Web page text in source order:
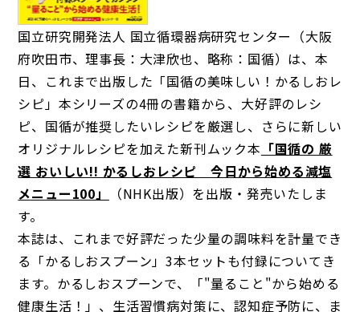
国立研究開発法人 国立循環器病研究センター（大阪
府吹田市、理事長：大津欣也、略称：国循）は、本
日、これまで出版した「国循の美味しい！かるしおレ
シピ」本シリーズの4冊の書籍から、大好評のレシ
ピ、国循が推奨したいレシピを厳選し、さらに新しい
オリジナルレシピを加えた新刊ムック本 「国循の 厳
選 おいしい!! かるしおレシピ 今日から始める減塩
メニュー100」
（NHK出版）を出版・発売いたしま
す。
本誌は、これまで好評だった少量の調味料を計量でき
る「かるしおスプーン」3本セットも付録についてき
ます。かるしおスプーンで、「"量ること"から始める
健康生活！」、生活習慣病対策に、認知症予防に、ま